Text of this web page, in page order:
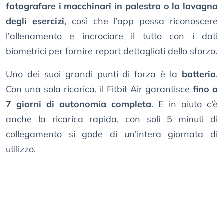
fotografare i macchinari in palestra o la lavagna
degli esercizi, così che l’app possa riconoscere
l’allenamento e incrociare il tutto con i dati
biometrici per fornire report dettagliati dello sforzo.
Uno dei suoi grandi punti di forza è la batteria.
Con una sola ricarica, il Fitbit Air garantisce fino a
7 giorni di autonomia completa. E in aiuto c’è
anche la ricarica rapida, con soli 5 minuti di
collegamento si gode di un’intera giornata di
utilizzo.